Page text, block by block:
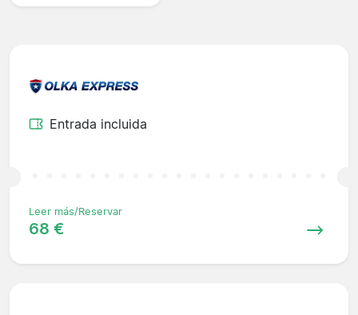
Entrada incluida
Leer más/Reservar
68 €